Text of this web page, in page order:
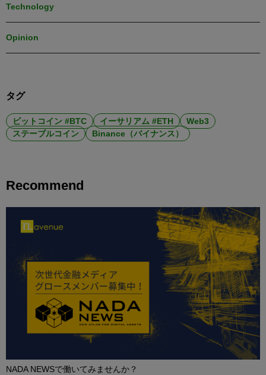
Technology
Opinion
タグ
ビットコイン #BTC イーサリアム #ETH
Web3
ステーブルコイン
Binance（バイナンス）
Recommend
NADA NEWSで働いてみませんか？